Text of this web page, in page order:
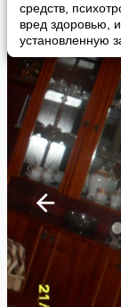
средств,
вред здоровью,
установленную